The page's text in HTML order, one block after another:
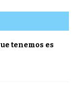
tenemos es